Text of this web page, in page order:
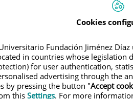
Investigación
Teléfono de atención al
Cookies
Fundación Jiménez
in countries whose legislation
for user authentication,
advertising through the
by pressing the button "Accept
thisSettings. For more